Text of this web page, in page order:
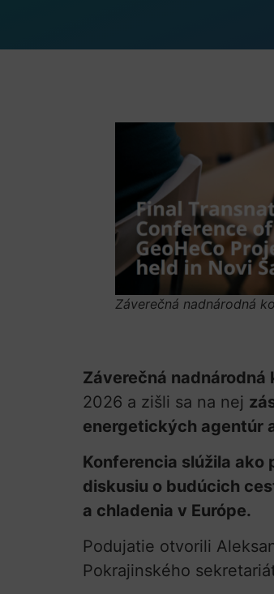
Záverečná nadnárodná
Záverečná nadnárodná
2026 a zišli sa na nej
energetických agentúr
Konferencia slúžila
diskusiu o budúcich
a chladenia v Európe.
Podujatie otvorili
Pokrajinského